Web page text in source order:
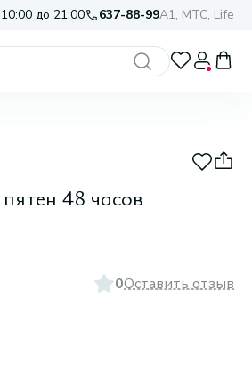
до 21:00 637-88-99A1, МТС, Life
48 часов
0Оставить отзыв